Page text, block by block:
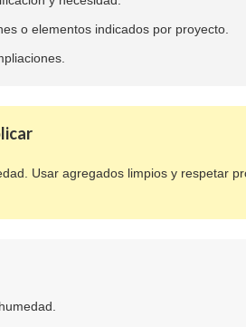
o elementos indicados por proyecto.
Usar agregados limpios y respetar